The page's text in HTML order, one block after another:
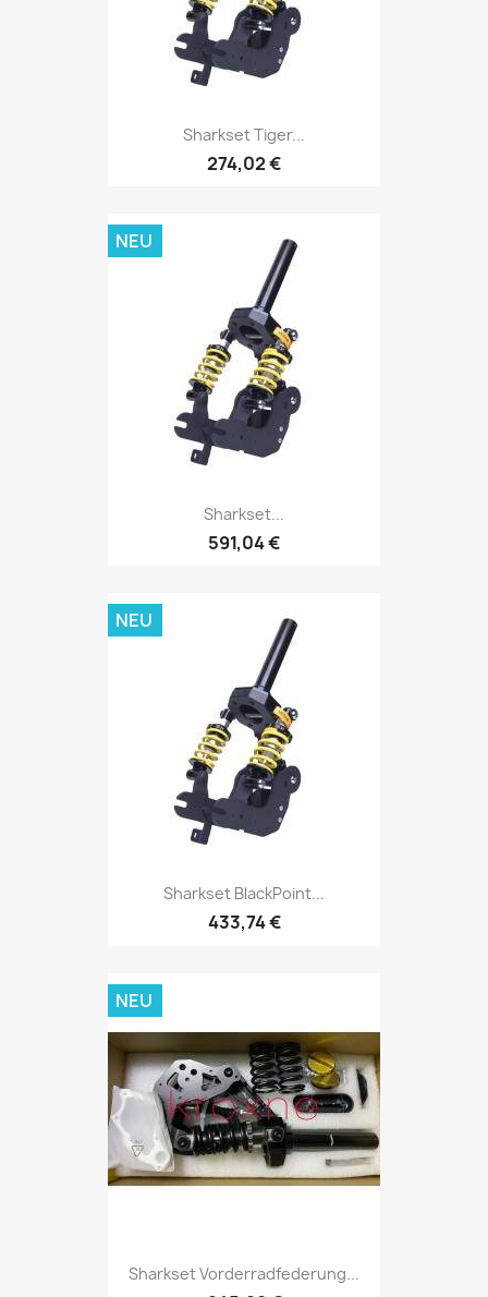
Sharkset Tiger...
274,02 €
Sharkset...
591,04 €
NEU
Sharkset BlackPoint...
433,74 €
NEU
Sharkset Vorderradfederung...
NEU